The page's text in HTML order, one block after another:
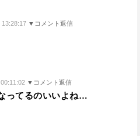
13:28:17 ▼コメント返信
▼コメント返信
ってるのいいよね…